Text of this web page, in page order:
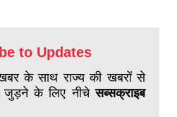
to Updates
के साथ राज्य की खबरों से
के लिए नीचेसब्सक्राइब